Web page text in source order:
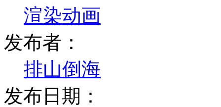
渲染动画
发布者：
排山倒海
发布日期：